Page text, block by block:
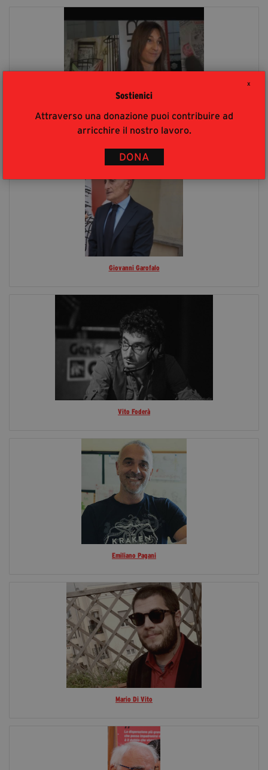
X
Sostienici
Attraverso una donazione puoi contribuire ad
arricchire il nostro lavoro.
DONA
Lavinia Caminiti
Giovanni Garofalo
Vito Foderà
Emiliano Pagani
Mario Di Vito